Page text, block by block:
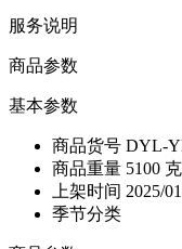
服务说明
商品参数
基本参数
商品货号 DYL-
商品重量 5100 克
上架时间 2025/
季节分类